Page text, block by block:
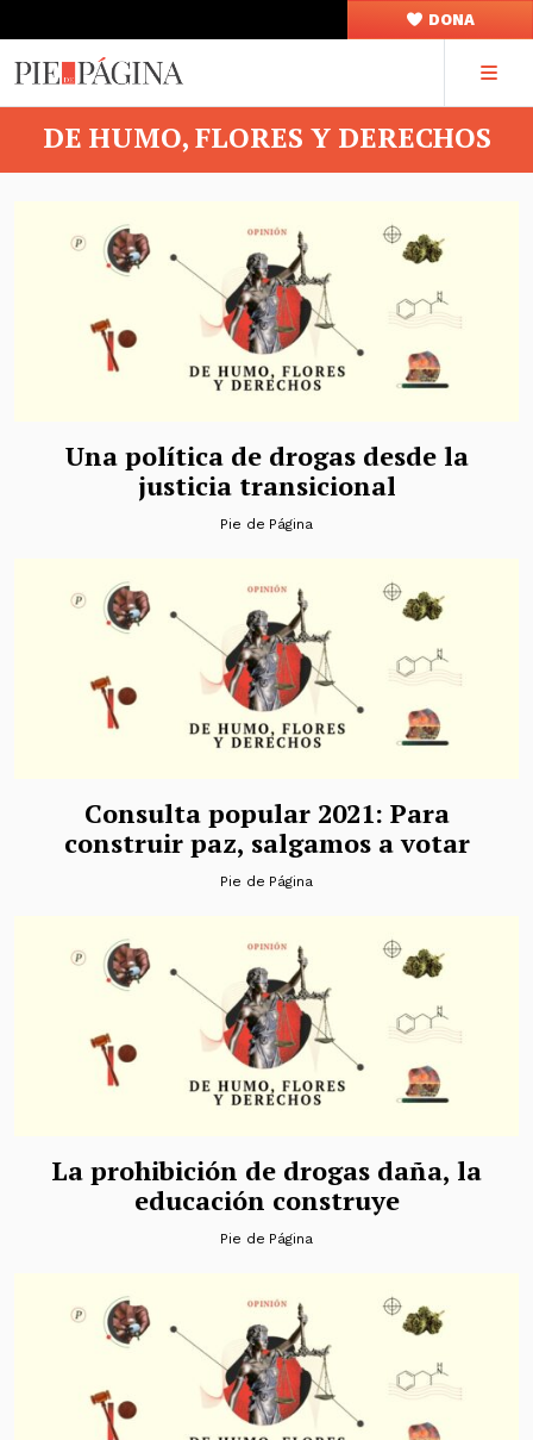
DONA
DE HUMO, FLORES Y DERECHOS
Una política de drogas desde la
justicia transicional
Pie de Página
Consulta popular 2021: Para
construir paz, salgamos a votar
Pie de Página
La prohibición de drogas daña, la
educación construye
Pie de Página